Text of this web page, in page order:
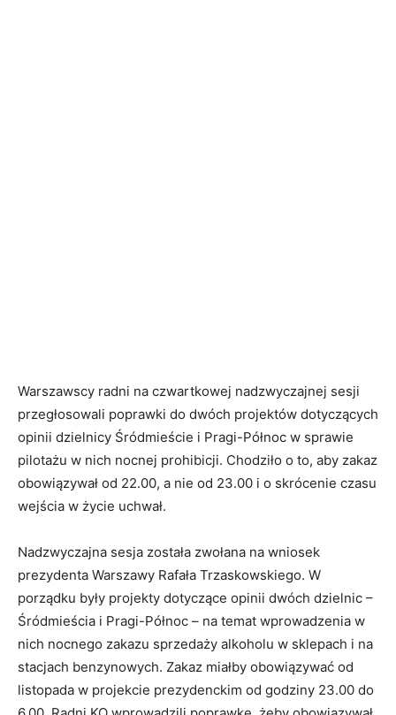
Warszawscy radni na czwartkowej nadzwyczajnej sesji
przegłosowali poprawki do dwóch projektów dotyczących
opinii dzielnicy Śródmieście i Pragi-Północ w sprawie
pilotażu w nich nocnej prohibicji. Chodziło o to, aby zakaz
obowiązywał od 22.00, a nie od 23.00 i o skrócenie czasu
wejścia w życie uchwał.
Nadzwyczajna sesja została zwołana na wniosek
prezydenta Warszawy Rafała Trzaskowskiego. W
porządku były projekty dotyczące opinii dwóch dzielnic –
Śródmieścia i Pragi-Północ – na temat wprowadzenia w
nich nocnego zakazu sprzedaży alkoholu w sklepach i na
stacjach benzynowych. Zakaz miałby obowiązywać od
listopada w projekcie prezydenckim od godziny 23.00 do